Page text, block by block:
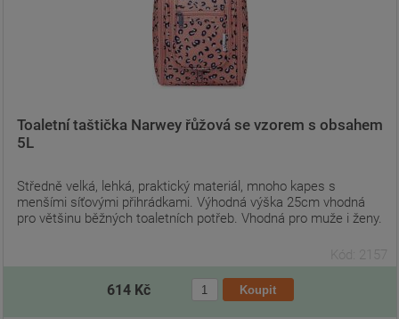
Toaletní taštička Narwey řůžová se vzorem s obsahem
5L
Středně velká, lehká, praktický materiál, mnoho kapes s
menšími síťovými přihrádkami. Výhodná výška 25cm vhodná
pro většinu běžných toaletních potřeb. Vhodná pro muže i ženy.
Kód: 2157
614 Kč